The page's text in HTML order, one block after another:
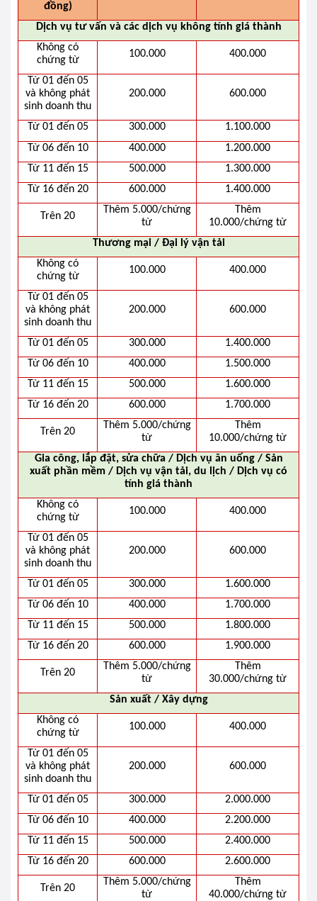
đồng)
Dịch vụ tư vấn và các dịch vụ không tính giá thành
Không có
chứng từ
100.000 400.000
Từ 01 đến 05
và không phát
sinh doanh thu
200.000 600.000
Từ 01 đến 05 300.000
1.100.000
Từ 06 đến 10
400.000
1.200.000
Từ 11 đến 15
500.000
1.300.000
Từ 16 đến 20
600.000 1.400.000
Trên 20
Thêm 5.000/chứng
từ
Thêm
10.000/chứng từ
Thương mại / Đại lý vận tải
Không có
chứng từ
100.000 400.000
Từ 01 đến 05
và không phát
sinh doanh thu
200.000 600.000
Từ 01 đến 05 300.000
1.400.000
Từ 06 đến 10
400.000
1.500.000
Từ 11 đến 15
500.000
1.600.000
Từ 16 đến 20
600.000 1.700.000
Trên 20
Thêm 5.000/chứng
từ
Thêm
10.000/chứng từ
Gia công, lắp đặt, sửa chữa / Dịch vụ ăn uống / Sản
xuất phần mềm / Dịch vụ vận tải, du lịch / Dịch vụ có
tính giá thành
Không có
chứng từ
100.000 400.000
Từ 01 đến 05
và không phát
sinh doanh thu
200.000 600.000
Từ 01 đến 05 300.000
1.600.000
Từ 06 đến 10
400.000
1.700.000
Từ 11 đến 15
500.000
1.800.000
Từ 16 đến 20
600.000 1.900.000
Trên 20
Thêm 5.000/chứng
từ
Thêm
30.000/chứng từ
Sản xuất / Xây dựng
Không có
chứng từ
100.000 400.000
Từ 01 đến 05
và không phát
sinh doanh thu
200.000 600.000
Từ 01 đến 05 300.000
2.000.000
Từ 06 đến 10
400.000
2.200.000
Từ 11 đến 15
500.000
2.400.000
Từ 16 đến 20
600.000 2.600.000
Trên 20
Thêm 5.000/chứng
từ
Thêm
40.000/chứng từ